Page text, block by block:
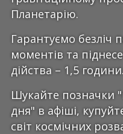
Планетарію.
Гарантуємо безліч
моментів та
дійства – 1,5 години.
Шукайте позначки
дня" в афіші,
світ космічних